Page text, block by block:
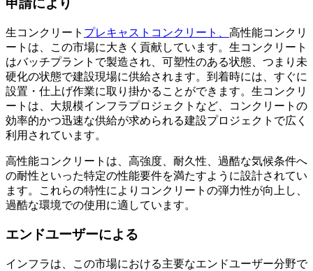
申請により
生コンクリート プレキャストコンクリート、 高性能コンクリ
ートは、この市場に大きく貢献しています。生コンクリート
はバッチプラントで製造され、可塑性のある状態、つまり未
硬化の状態で建設現場に供給されます。到着時には、すぐに
設置・仕上げ作業に取り掛かることができます。生コンクリ
ートは、大規模インフラプロジェクトなど、コンクリートの
効率的かつ迅速な供給が求められる建設プロジェクトで広く
利用されています。
高性能コンクリートは、高強度、耐久性、過酷な気候条件へ
の耐性といった特定の性能要件を満たすように設計されてい
ます。これらの特性によりコンクリートの弾力性が向上し、
過酷な環境での使用に適しています。
エンドユーザーによる
インフラは、この市場における主要なエンドユーザー分野で